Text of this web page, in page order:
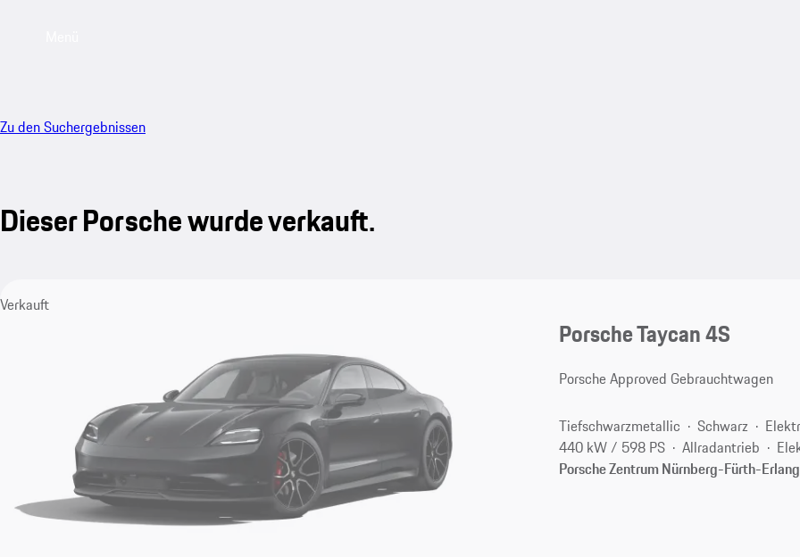
Zu den Suchergebnissen
Dieser Porsche wurde verkauft.
Verkauft
Porsche Taycan 4S
Porsche Approved Gebrauchtwagen
Tiefschwarzmetallic Schwarz
440 kW / 598 PS
Allradantrieb
Porsche Zentrum Nürnberg-Fürth-